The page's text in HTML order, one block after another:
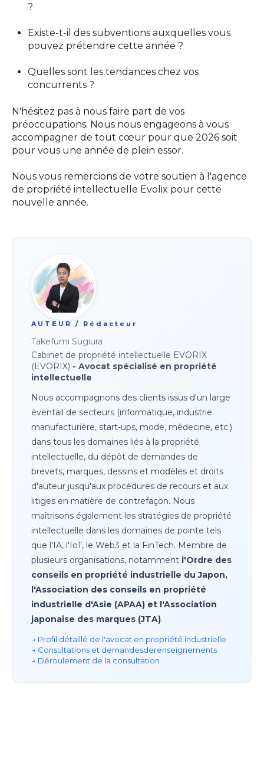
?
Existe-t-il des subventions auxquelles vous
pouvez prétendre cette année ?
Quelles sont les tendances chez vos
concurrents ?
N'hésitez pas à nous faire part de vos
préoccupations. Nous nous engageons à vous
accompagner de tout cœur pour que 2026 soit
pour vous une année de plein essor.
Nous vous remercions de votre soutien à l'agence
de propriété intellectuelle Evolix pour cette
nouvelle année.
AUTEUR / Rédacteur
Takefumi Sugiura
Cabinet de propriété intellectuelle EVORIX
(EVORIX) - Avocat spécialisé en propriété
intellectuelle
Nous accompagnons des clients issus d'un large
éventail de secteurs (informatique, industrie
manufacturière, start-ups, mode, médecine, etc.)
dans tous les domaines liés à la propriété
intellectuelle, du dépôt de demandes de
brevets, marques, dessins et modèles et droits
d'auteur jusqu'aux procédures de recours et aux
litiges en matière de contrefaçon. Nous
maîtrisons également les stratégies de propriété
intellectuelle dans les domaines de pointe tels
que l'IA, l'IoT, le Web3 et la FinTech. Membre de
plusieurs organisations, notamment l'Ordre des
conseils en propriété industrielle du Japon,
l'Association des conseils en propriété
industrielle d'Asie (APAA) et l'Association
japonaise des marques (JTA).
→ Profil détaillé de l'avocat en propriété industrielle
→ Consultations et demandesderenseignements
→ Déroulement de la consultation